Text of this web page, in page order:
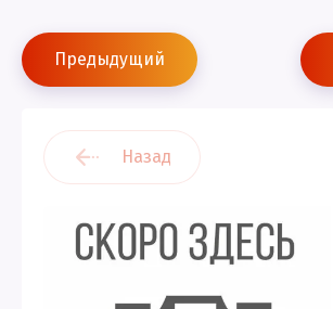
Предыдущий
Назад